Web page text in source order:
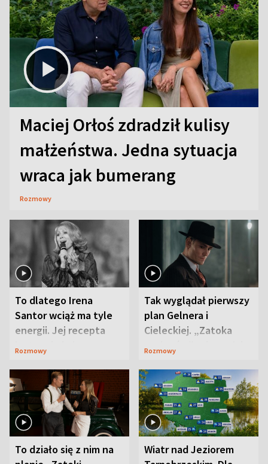
Maciej Orłoś zdradził kulisy
małżeństwa. Jedna sytuacja
wraca jak bumerang
Rozmowy
To dlatego Irena
Santor wciąż ma tyle
energii. Jej recepta
jest zaskakująco
Rozmowy
Tak wyglądał pierwszy
plan Gelnera i
Cieleckiej. „Zatoka
szpiegów” od razu ich
Rozmowy
To działo się z nim na
Wiatr nad Jeziorem